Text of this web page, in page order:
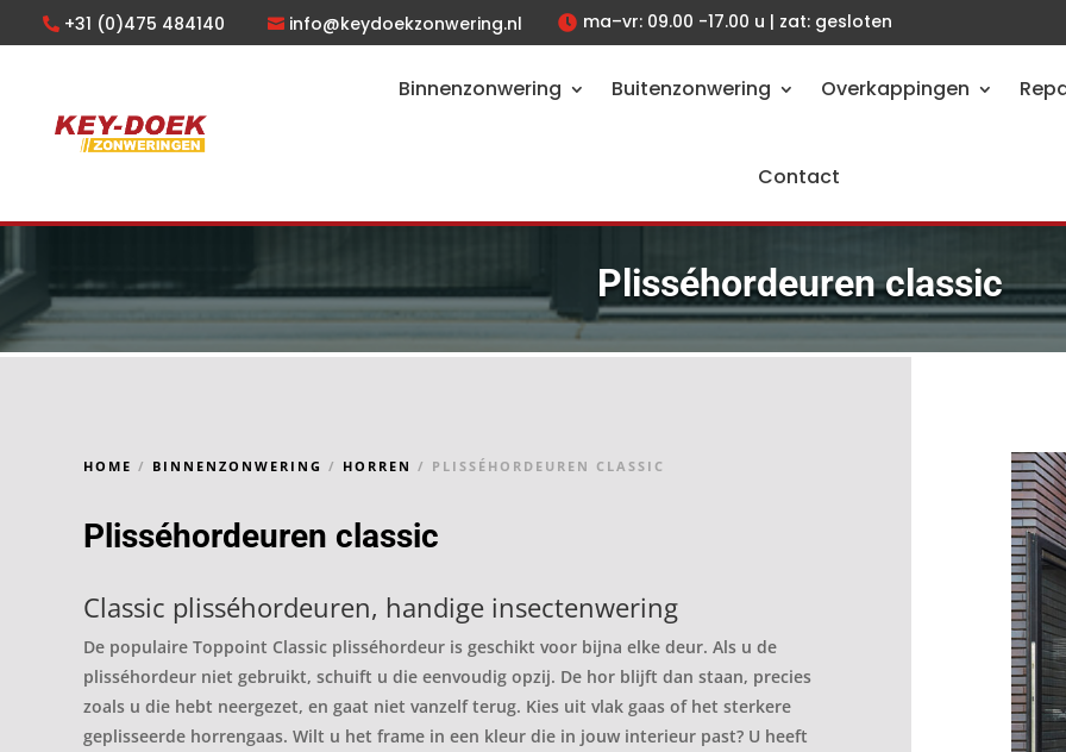
+31 (0)475 484140 info@keydoekzonwering.nl  ma–vr: 09.00 -17.00 u | zat: gesloten
Binnenzonwering Buitenzonwering Overkappingen
Contact
Plisséhordeuren classic
HOME / BINNENZONWERING / HORREN / PLISSÉHORDEUREN CLASSIC
Plisséhordeuren classic
Classic plisséhordeuren, handige insectenwering
De populaire Toppoint Classic plisséhordeur is geschikt voor bijna elke deur. Als u de
plisséhordeur niet gebruikt, schuift u die eenvoudig opzij. De hor blijft dan staan, precies
zoals u die hebt neergezet, en gaat niet vanzelf terug. Kies uit vlak gaas of het sterkere
geplisseerde horrengaas. Wilt u het frame in een kleur die in jouw interieur past? U heeft